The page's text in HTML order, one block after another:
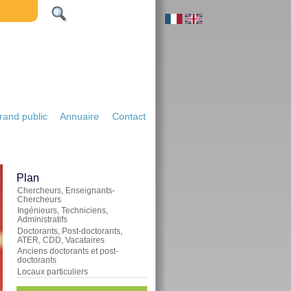
public Annuaire Contact
Plan
Chercheurs, Enseignants-
Chercheurs
Ingénieurs, Techniciens,
Administratifs
Doctorants, Post-doctorants,
ATER, CDD, Vacataires
Anciens doctorants et post-
doctorants
Locaux particuliers